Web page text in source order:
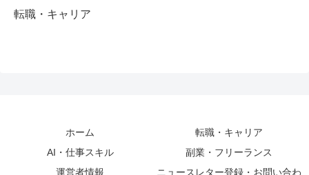
転職・キャリア
ホーム
転職・キャリア
AI・仕事スキル
副業・フリーランス
運営者情報
ニュースレター登録・お問い合わ